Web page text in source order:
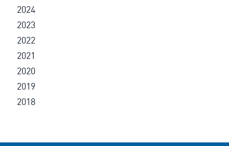
2024
2023
2022
2021
2020
2019
2018